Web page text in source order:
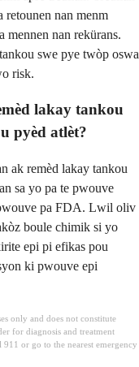
retounen nan menm
nan rekürans.
swe pye twòp oswa
risk.
lakay tankou
pyèd atlèt?
ak remèd lakay tankou
sa yo pa te pwouve
pa FDA. Lwil oliv
boule chimik si yo
epi pi efikas pou
ki pwouve epi
only and does not constitute
for diagnosis and treatment
or go to the nearest emergency